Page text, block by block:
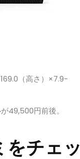
（高さ）×7.9-
49,500円前後。
チェッ